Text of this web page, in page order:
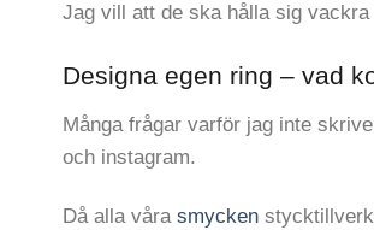
Jag vill att de ska hålla sig
Designa egen ring – vad
Många frågar varför jag inte
och instagram.
Då alla våra smycken